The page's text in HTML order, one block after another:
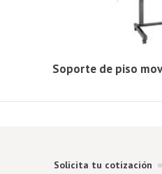
Soporte de piso
Solicita tu cotización